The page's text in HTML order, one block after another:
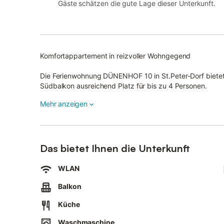
Gäste schätzen die gute Lage dieser Unterkunft.
Komfortappartement in reizvoller Wohngegend
Die Ferienwohnung DÜNENHOF 10 in St.Peter-Dorf
Südbalkon ausreichend Platz für bis zu 4 Personen.
Kinder- und allergikerfreundlich wurde das
Stühlen und Bank, Kinderhochstuhl zubuchbar,
Einzelbetten, weiteres Schlafzimmer im Dachgeschoss
Südausrichtung.
Im Haus stehen gemeinschaftlich nutzbar
Mehr anzeigen
Das bietet Ihnen die Unterkunft
WLAN
Balkon
Küche
Waschmaschine